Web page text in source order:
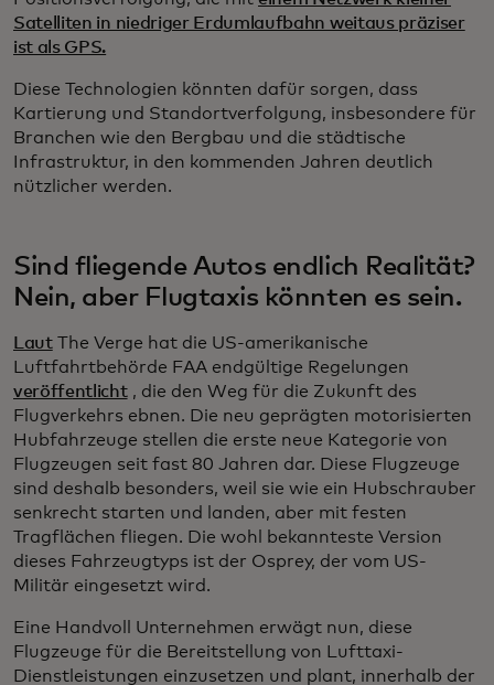
Satelliten in niedriger Erdumlaufbahn weitaus präziser
ist als GPS.
Diese Technologien könnten dafür sorgen, dass
Kartierung und Standortverfolgung, insbesondere für
Branchen wie den Bergbau und die städtische
Infrastruktur, in den kommenden Jahren deutlich
nützlicher werden.
Sind fliegende Autos endlich Realität?
Nein, aber Flugtaxis könnten es sein.
LautThe Verge hat die US-amerikanische
Luftfahrtbehörde FAA endgültige Regelungen
veröffentlicht, die den Weg für die Zukunft des
Flugverkehrs ebnen. Die neu geprägten motorisierten
Hubfahrzeuge stellen die erste neue Kategorie von
Flugzeugen seit fast 80 Jahren dar. Diese Flugzeuge
sind deshalb besonders, weil sie wie ein Hubschrauber
senkrecht starten und landen, aber mit festen
Tragflächen fliegen. Die wohl bekannteste Version
dieses Fahrzeugtyps ist der Osprey, der vom US-
Militär eingesetzt wird.
Eine Handvoll Unternehmen erwägt nun, diese
Flugzeuge für die Bereitstellung von Lufttaxi-
Dienstleistungen einzusetzen und plant, innerhalb der